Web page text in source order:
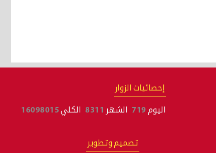
إحصائيات الزوار
اليوم 719 الشهر 8311 الكلي 16098015
تصميم وتطوير